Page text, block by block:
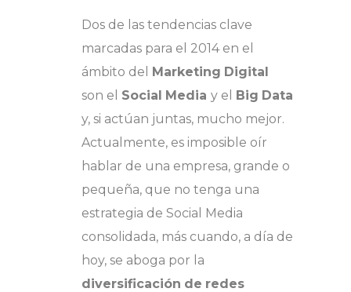
Dos de las tendencias clave
marcadas para el 2014 en el
ámbito del Marketing Digital
son el Social Media y el Big Data
y, si actúan juntas, mucho mejor.
Actualmente, es imposible oír
hablar de una empresa, grande o
pequeña, que no tenga una
estrategia de Social Media
consolidada, más cuando, a día de
hoy, se aboga por la
diversificación de redes